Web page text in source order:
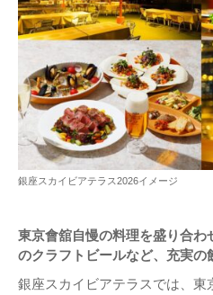
銀座スカイビアテラス2026イメージ
東京會舘自慢の料理を盛り合
のクラフトビールなど、充実の
銀座スカイビアテラスでは、